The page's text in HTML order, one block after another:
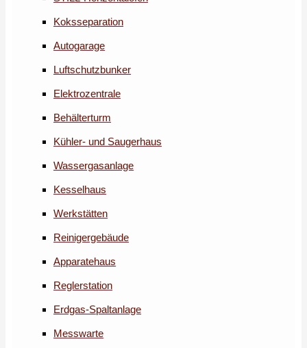
Koksseparation
Autogarage
Luftschutzbunker
Elektrozentrale
Behälterturm
Kühler- und Saugerhaus
Wassergasanlage
Kesselhaus
Werkstätten
Reinigergebäude
Apparatehaus
Reglerstation
Erdgas-Spaltanlage
Messwarte